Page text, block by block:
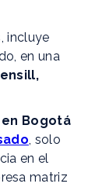
incluye
en una
Bogotá
, solo
en el
matriz